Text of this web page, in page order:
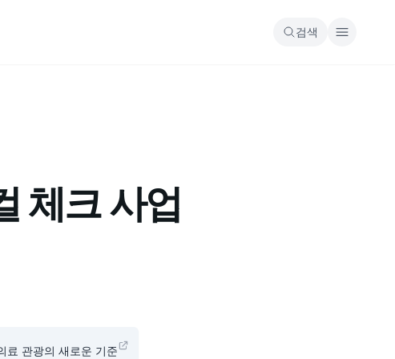
검색
체크 사업
료 관광의 새로운 기준